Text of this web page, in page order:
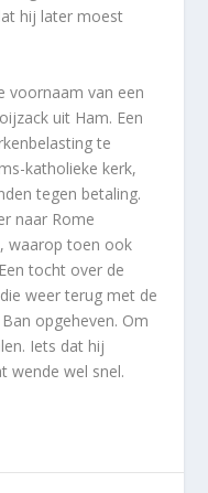
hij later moest
voornaam van een
uit Ham. Een
te
katholieke kerk,
tegen betaling.
naar Rome
waarop toen ook
tocht over de
weer terug met de
opgeheven. Om
Iets dat hij
wende wel snel.